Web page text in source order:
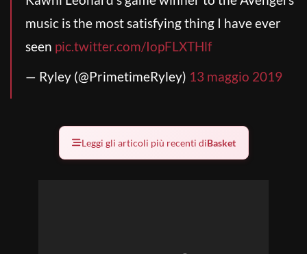
music is the most satisfying thing I have ever
seen pic.twitter.com/IopFLXTHlf
— Ryley (@PrimetimeRyley) 13 maggio 2019
Leggi gli articoli più recenti diBasket